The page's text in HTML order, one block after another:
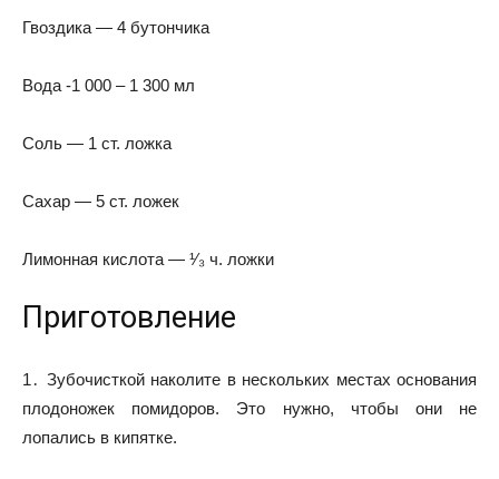
Гвоздика — 4 бутончика
Вода -1 000 – 1 300 мл
Соль — 1 ст. ложка
Сахар — 5 ст. ложек
Лимонная кислота — ¹⁄₃ ч. ложки
Приготовление
1․ Зубочисткой наколите в нескольких местах основания
плодоножек помидоров. Это нужно, чтобы они не
лопались в кипятке.